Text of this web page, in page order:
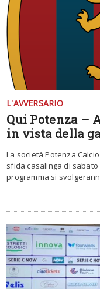
L'AVVERSARIO
Qui Potenza –
in vista della
La società Potenza
sfida casalinga di
programma si